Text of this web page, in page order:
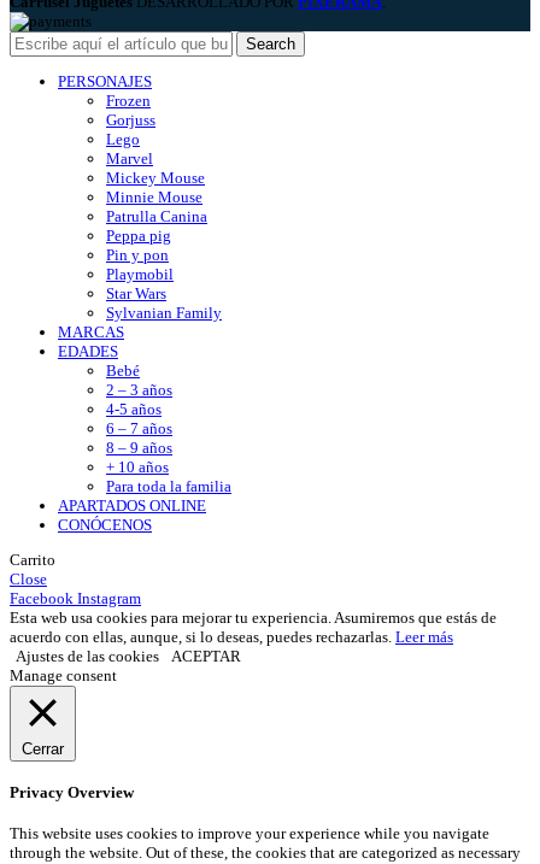
Search
PERSONAJES
Frozen
Gorjuss
Lego
Marvel
Mickey Mouse
Minnie Mouse
Patrulla Canina
Peppa pig
Pin y pon
Playmobil
Star Wars
Sylvanian Family
MARCAS
EDADES
Bebé
2 – 3 años
4-5 años
6 – 7 años
8 – 9 años
+ 10 años
Para toda la familia
APARTADOS ONLINE
CONÓCENOS
Carrito
Close
Facebook Instagram
Esta web usa cookies para mejorar tu experiencia. Asumiremos que estás de
acuerdo con ellas, aunque, si lo deseas, puedes rechazarlas. Leer más
Ajustes de las cookies
ACEPTAR
Manage consent
Cerrar
Privacy Overview
This website uses cookies to improve your experience while you navigate
through the website. Out of these, the cookies that are categorized as necessary